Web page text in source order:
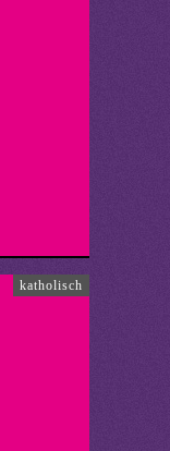
katholisch